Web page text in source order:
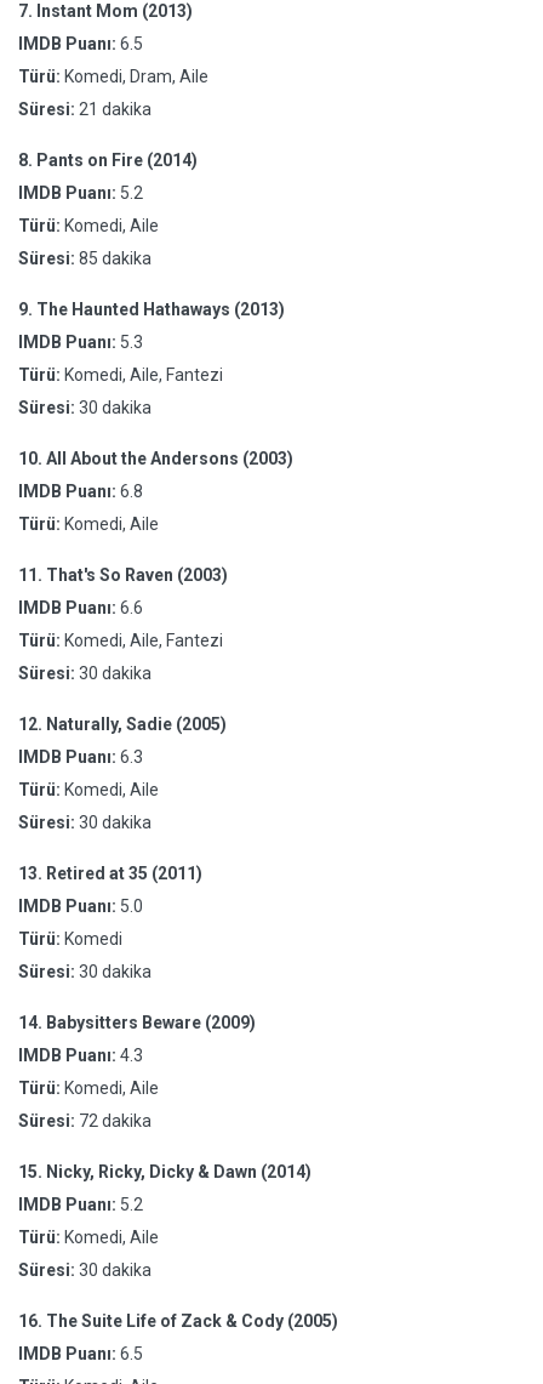
7. Instant Mom (2013)
IMDB Puanı: 6.5
Türü: Komedi, Dram, Aile
Süresi: 21 dakika
8. Pants on Fire (2014)
IMDB Puanı: 5.2
Türü: Komedi, Aile
Süresi: 85 dakika
9. The Haunted Hathaways (2013)
IMDB Puanı: 5.3
Türü: Komedi, Aile, Fantezi
Süresi: 30 dakika
10. All About the Andersons (2003)
IMDB Puanı: 6.8
Türü: Komedi, Aile
11. That's So Raven (2003)
IMDB Puanı: 6.6
Türü: Komedi, Aile, Fantezi
Süresi: 30 dakika
12. Naturally, Sadie (2005)
IMDB Puanı: 6.3
Türü: Komedi, Aile
Süresi: 30 dakika
13. Retired at 35 (2011)
IMDB Puanı: 5.0
Türü: Komedi
Süresi: 30 dakika
14. Babysitters Beware (2009)
IMDB Puanı: 4.3
Türü: Komedi, Aile
Süresi: 72 dakika
15. Nicky, Ricky, Dicky & Dawn (2014)
IMDB Puanı: 5.2
Türü: Komedi, Aile
Süresi: 30 dakika
16. The Suite Life of Zack & Cody (2005)
IMDB Puanı: 6.5